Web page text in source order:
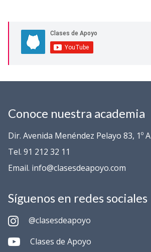
Conoce nuestra academia
Dir. Avenida Menéndez Pelayo 83, 1º A
Tel. 91 212 32 11
Email. info@clasesdeapoyo.com
Síguenos en redes sociales
@clasesdeapoyo
Clases de Apoyo